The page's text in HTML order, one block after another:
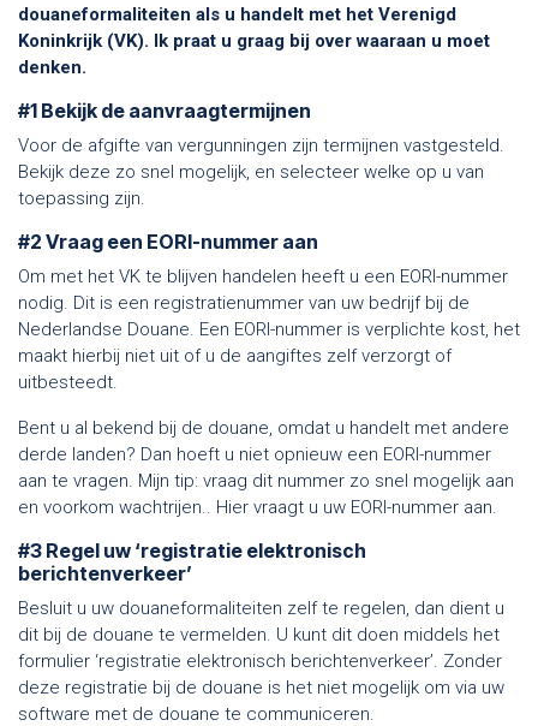
douaneformaliteiten als u handelt met het Verenigd
Koninkrijk (VK). Ik praat u graag bij over waaraan u moet
denken.
#1 Bekijk de aanvraagtermijnen
Voor de afgifte van vergunningen zijn termijnen vastgesteld.
Bekijk deze zo snel mogelijk, en selecteer welke op u van
toepassing zijn.
#2 Vraag een EORI-nummer aan
Om met het VK te blijven handelen heeft u een EORI-nummer
nodig. Dit is een registratienummer van uw bedrijf bij de
Nederlandse Douane. Een EORI-nummer is verplichte kost, het
maakt hierbij niet uit of u de aangiftes zelf verzorgt of
uitbesteedt.
Bent u al bekend bij de douane, omdat u handelt met andere
derde landen? Dan hoeft u niet opnieuw een EORI-nummer
aan te vragen. Mijn tip: vraag dit nummer zo snel mogelijk aan
en voorkom wachtrijen.. Hier vraagt u uw EORI-nummer aan.
#3 Regel uw ‘registratie elektronisch
berichtenverkeer’
Besluit u uw douaneformaliteiten zelf te regelen, dan dient u
dit bij de douane te vermelden. U kunt dit doen middels het
formulier ‘registratie elektronisch berichtenverkeer’. Zonder
deze registratie bij de douane is het niet mogelijk om via uw
software met de douane te communiceren.